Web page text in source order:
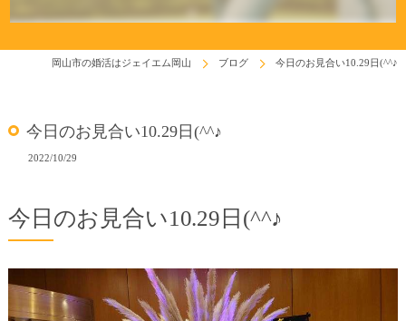
岡山市の婚活はジェイエム岡山 ブログ 今日のお見合い10.29日(^^♪
今日のお見合い10.29日(^^♪
2022/10/29
今日のお見合い10.29日(^^♪